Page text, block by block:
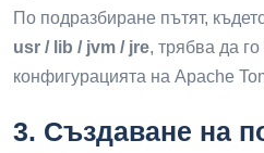
По подразбиране пътят,
usr / lib / jvm / jre, трябва да
конфигурацията на Apache
3. Създаване на